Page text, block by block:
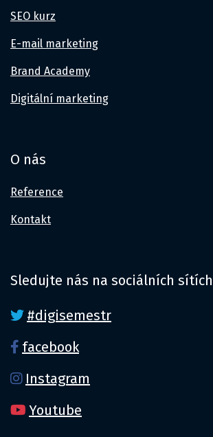
SEO kurz
E-mail marketing
Brand Academy
Digitální marketing
O nás
Reference
Kontakt
Sledujte nás na sociálních sítích
#digisemestr
facebook
Instagram
Youtube